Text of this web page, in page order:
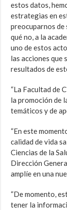
estos datos,
estrategias en
preocuparnos de
qué no, a la
uno de estos
las acciones que
resultados de
“La Facultad de
la promoción de
temáticos y de
“En este
calidad de vida
Ciencias de la
Dirección
amplíe en una
“De momento,
tener la